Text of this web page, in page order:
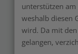
unterstützen am
weshalb diesen
wird. Da mit
gelangen,